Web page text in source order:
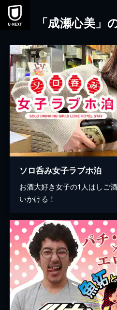
本文へスキップ
「成瀬心美」
ソロ呑み女子ラブホ泊
お酒大好き女子の1人はしご
いかける！